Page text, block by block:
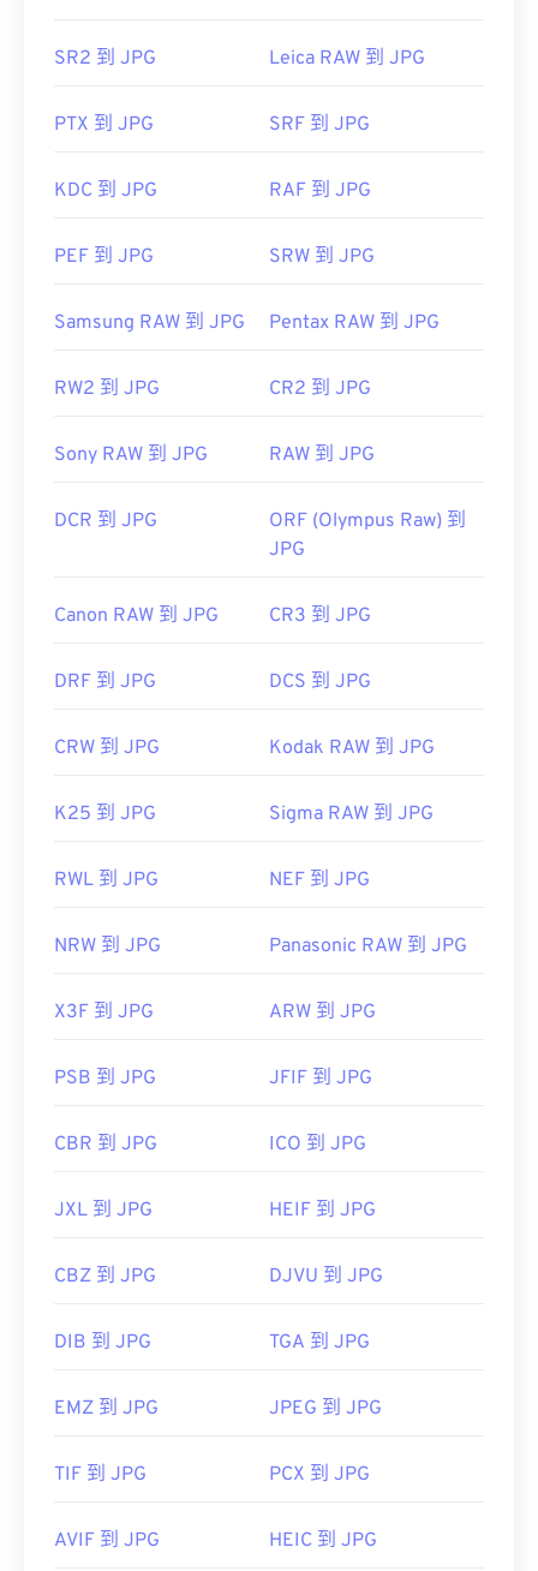
有用的链接：
JPEG 图像大小，请使用我们的
图像调整器工具。
首次发布：1992年9月18日
SR2 到 JPG Leica RAW 到 JPG
PTX 到 JPG SRF 到 JPG
KDC 到 JPG RAF 到 JPG
PEF 到 JPG SRW 到 JPG
Samsung RAW 到 JPG Pentax RAW 到 JPG
RW2 到 JPG CR2 到 JPG
Sony RAW 到 JPG RAW 到 JPG
DCR 到 JPG
ORF (Olympus Raw) 到
JPG
Canon RAW 到 JPG CR3 到 JPG
DRF 到 JPG DCS 到 JPG
CRW 到 JPG Kodak RAW 到 JPG
K25 到 JPG Sigma RAW 到 JPG
RWL 到 JPG NEF 到 JPG
NRW 到 JPG Panasonic RAW 到 JPG
X3F 到 JPG ARW 到 JPG
PSB 到 JPG JFIF 到 JPG
CBR 到 JPG ICO 到 JPG
JXL 到 JPG HEIF 到 JPG
CBZ 到 JPG DJVU 到 JPG
DIB 到 JPG TGA 到 JPG
EMZ 到 JPG JPEG 到 JPG
TIF 到 JPG PCX 到 JPG
AVIF 到 JPG HEIC 到 JPG